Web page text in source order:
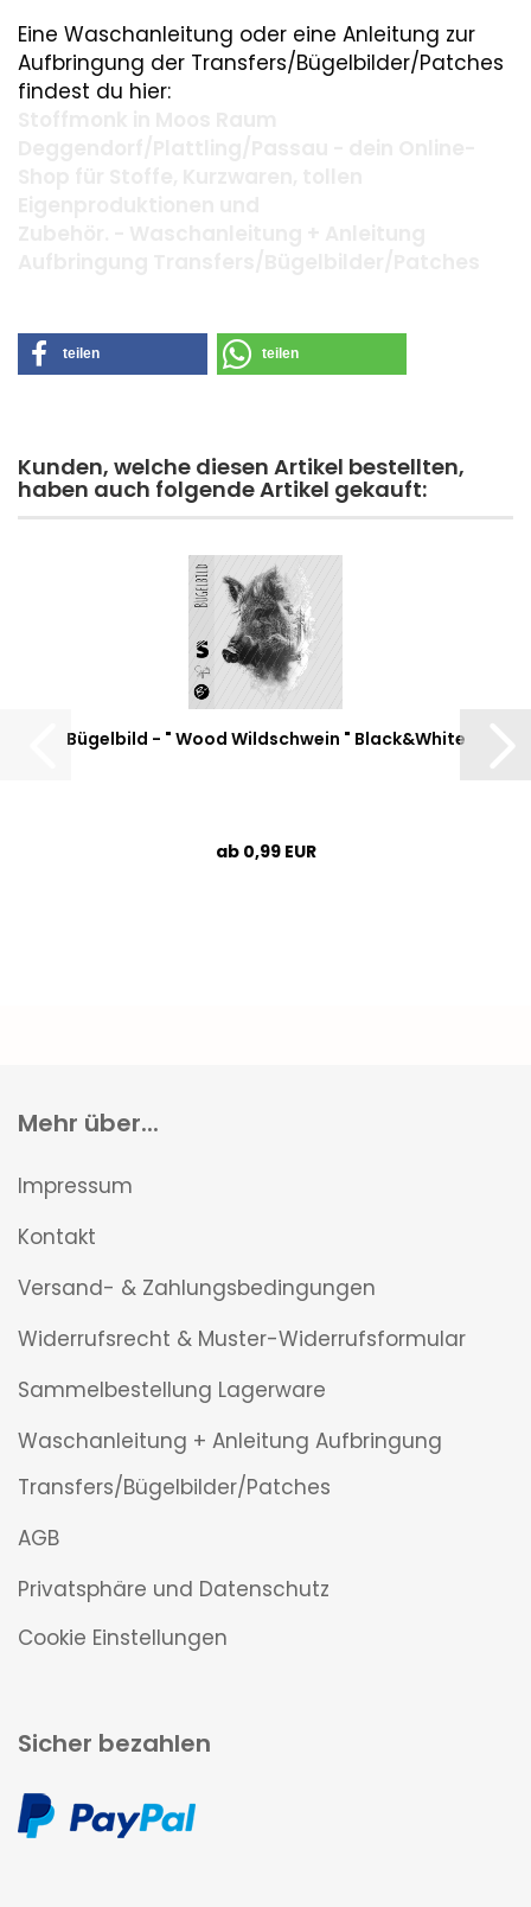
Eine Waschanleitung oder eine Anleitung zur
Aufbringung der Transfers/Bügelbilder/Patches
findest du hier:
teilen teilen
Kunden, welche diesen Artikel bestellten,
haben auch folgende Artikel gekauft:
Bügelbild - " Wood Wildschwein " Black&White
ab 0,99 EUR
Mehr über...
Impressum
Kontakt
Versand- & Zahlungsbedingungen
Widerrufsrecht & Muster-Widerrufsformular
Sammelbestellung Lagerware
Waschanleitung + Anleitung Aufbringung
Transfers/Bügelbilder/Patches
AGB
Privatsphäre und Datenschutz
Cookie Einstellungen
Sicher bezahlen